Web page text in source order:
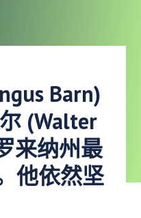
Barn)
(Walter
来纳州最
他依然坚